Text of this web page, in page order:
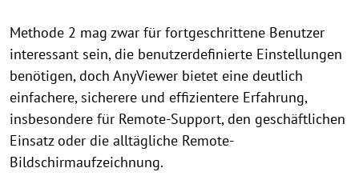
Methode 2 mag zwar für fortgeschrittene Benutzer
interessant sein, die benutzerdefinierte Einstellungen
benötigen, doch AnyViewer bietet eine deutlich
einfachere, sicherere und effizientere Erfahrung,
insbesondere für Remote-Support, den geschäftlichen
Einsatz oder die alltägliche Remote-
Bildschirmaufzeichnung.